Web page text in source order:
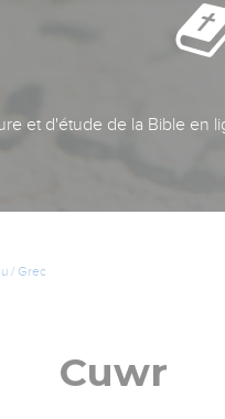
et d'étude de la Bible en
/ Grec
Cuwr